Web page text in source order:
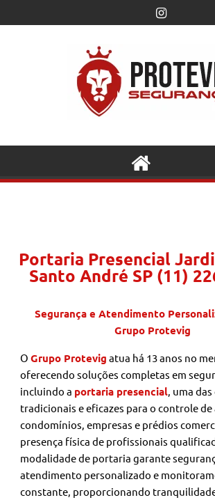
Portaria Presencial
Santo André SP (11)
Segurança e Atendimento
Grupo Protevig
OGrupo Protevig atua há 13 anos no
oferecendo soluções completas em
incluindo a portaria presencial , uma
tradicionais e eficazes para o controle de
condomínios, empresas e prédios
presença física de profissionais
modalidade de portaria garante
atendimento personalizado e
constante, proporcionando